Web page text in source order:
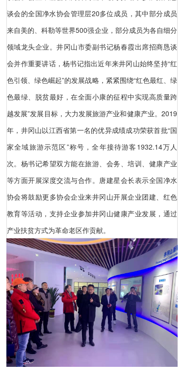
谈会的全国净水协会管理层20多位成员，其中部分成员
来自美的、科勒等世界500强企业，部分成员为各自细分
领域龙头企业。井冈山市委副书记杨春霞出席招商恳谈
会并作重要讲话，杨书记指出近年来井冈山始终坚持“红
色引领、绿色崛起”的发展战略，紧紧围绕“红色最红、绿
色最绿、脱贫最好，在全面小康的征程中实现高质量跨
越发展”发展目标，大力发展旅游产业和健康产业。2019
年，井冈山以江西省第一名的优异成绩成功荣获首批“国
家全域旅游示范区”称号，全年接待游客1932.14万人
次。杨书记希望双方能在旅游、会务、培训、健康产业
等方面开展深度交流与合作。唐建星会长表示全国净水
协会将鼓励更多协会企业来井冈山开展企业团建、红色
教育等活动，支持企业参加井冈山健康产业发展，通过
产业扶贫方式为革命老区作贡献。